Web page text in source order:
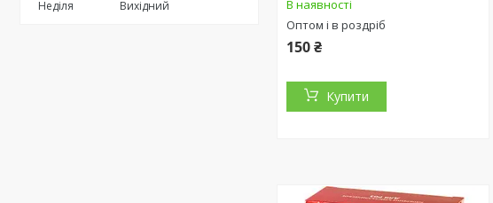
Неділя
Вихідний
В наявності
Оптом і в роздріб
150 ₴
Купити